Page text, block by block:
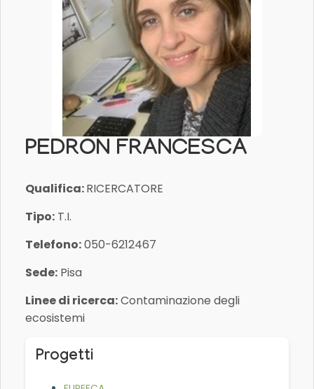
PEDRON FRANCESCA
Qualifica:RICERCATORE
Tipo: T.I.
Telefono:050-6212467
Sede: Pisa
Linee di ricerca:Contaminazione degli
ecosistemi
Progetti